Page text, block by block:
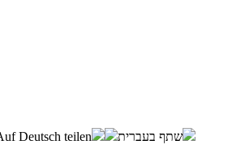
Deutsch teilen שתף בעברית